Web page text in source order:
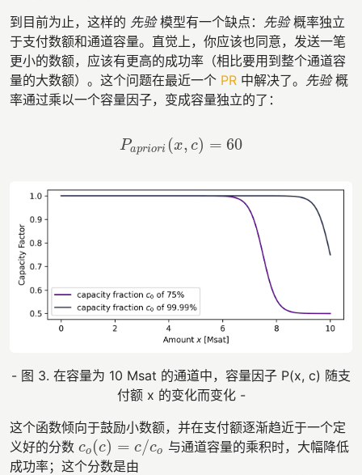
到目前为止，这样的 先验模型有一个缺点： 先验概率独立
于支付数额和通道容量。直觉上，你应该也同意，发送一笔
更小的数额，应该有更高的成功率（相比要用到整个通道容
量的大数额）。这个问题在最近一个 PR 中解决了。 先验概
率通过乘以一个容量因子，变成容量独立的了：
Papriori (x, c) = 60
Papriori(x ,c) =60
- 图 3. 在容量为 10 Msat 的通道中，容量因子 P(x, c) 随支
付额 x 的变化而变化 -
这个函数倾向于鼓励小数额，并在支付额逐渐趋近于一个定
义好的分数 co (c) = c/co
co(c) =c/ co
与通道容量的乘积时，大幅降低
成功率；这个分数是由